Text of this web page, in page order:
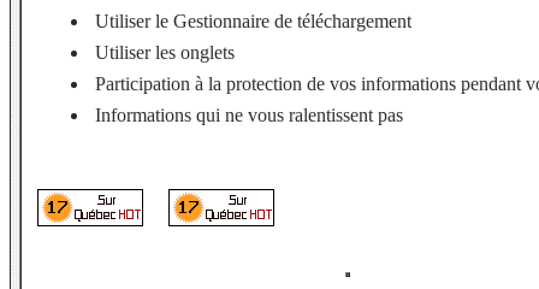
Utiliser le Gestionnaire de téléchargement
Utiliser les onglets
Participation à la protection de vos informations pendant
Informations qui ne vous ralentissent pas